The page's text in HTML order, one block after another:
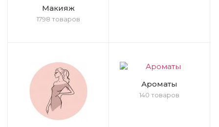
Макияж
1798 товаров
Ароматы
140 товаров